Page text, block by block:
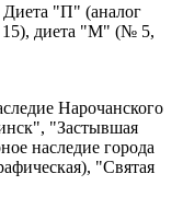
Диета "П" (аналог
диета "М" (№ 5,
Нарочанского
"Застывшая
наследие города
"Святая